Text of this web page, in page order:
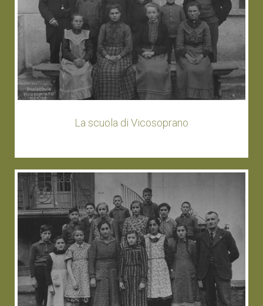
La scuola di Vicosoprano